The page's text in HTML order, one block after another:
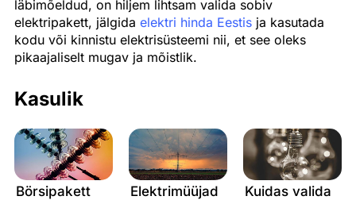
läbimõeldud, on hiljem lihtsam valida sobiv
elektripakett, jälgida elektri hinda Eestis ja kasutada
kodu või kinnistu elektrisüsteemi nii, et see oleks
pikaajaliselt mugav ja mõistlik.
Kasulik
Börsipakett
Elektrimüüjad
Kuidas valida